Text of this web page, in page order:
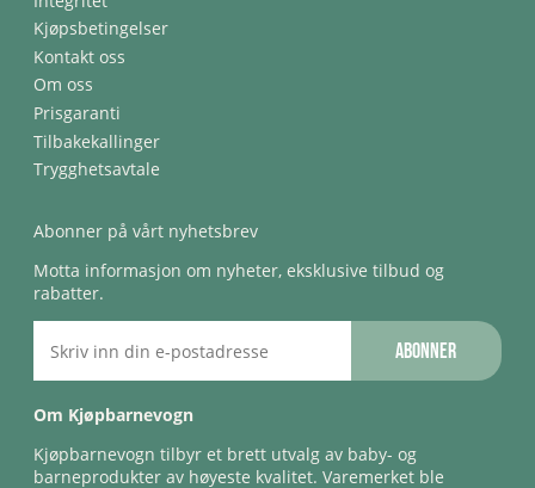
Kjøpsbetingelser
Kontakt oss
Om oss
Prisgaranti
Tilbakekallinger
Trygghetsavtale
Abonner på vårt nyhetsbrev
Motta informasjon om nyheter, eksklusive tilbud og
rabatter.
Abonner
Om Kjøpbarnevogn
Kjøpbarnevogn tilbyr et brett utvalg av baby- og
barneprodukter av høyeste kvalitet. Varemerket ble